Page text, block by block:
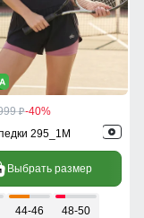
p-40%
295_1M
Выбрать размер
44-46 48-50